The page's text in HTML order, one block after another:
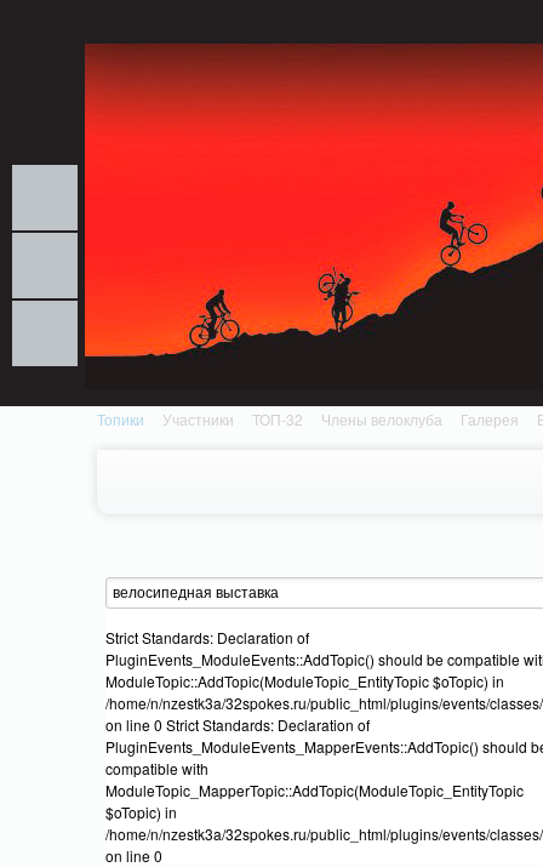
Топики Участники ТОП-32 Члены велоклуба Галерея
Strict Standards: Declaration of
PluginEvents_ModuleEvents::AddTopic() should be compatible
ModuleTopic::AddTopic(ModuleTopic_EntityTopic $oTopic) in
/home/n/nzestk3a/32spokes.ru/public_html/plugins/events/
on line 0 Strict Standards: Declaration of
PluginEvents_ModuleEvents_MapperEvents::AddTopic() should
compatible with
ModuleTopic_MapperTopic::AddTopic(ModuleTopic_EntityTopic
$oTopic) in
/home/n/nzestk3a/32spokes.ru/public_html/plugins/events/
on line 0